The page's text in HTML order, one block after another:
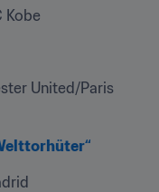
Kobe
United/Paris